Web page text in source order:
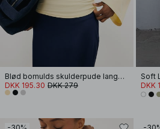
Blød bomulds skulderpude langærmet T-shirt
DKK 195.30 DKK 279
DKK